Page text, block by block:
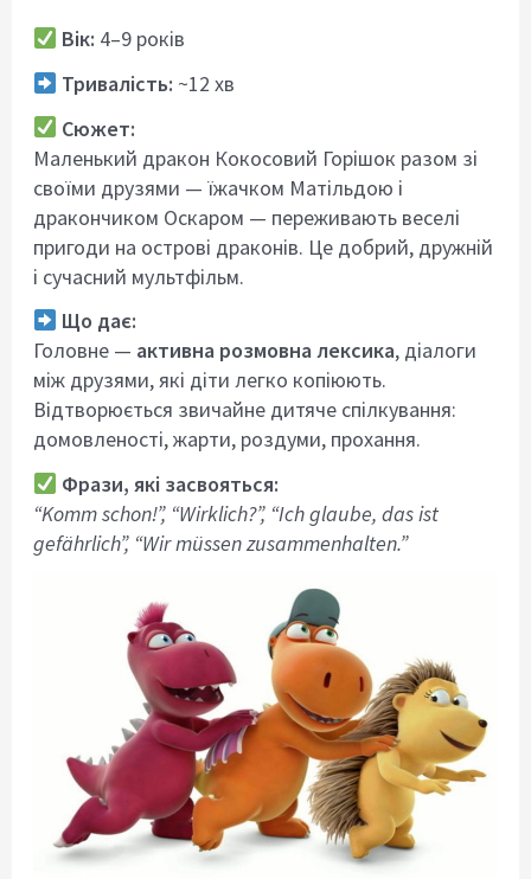
Вік: 4–9 років
Тривалість: ~12 хв
Сюжет:
Маленький дракон Кокосовий Горішок разом зі
своїми друзями — їжачком Матільдою і
дракончиком Оскаром — переживають веселі
пригоди на острові драконів. Це добрий, дружній
і сучасний мультфільм.
Що дає:
Головне — активна розмовна лексика, діалоги
між друзями, які діти легко копіюють.
Відтворюється звичайне дитяче спілкування:
домовленості, жарти, роздуми, прохання.
Фрази, які засвояться:
“Komm schon!”, “Wirklich?”, “Ich glaube, das ist
gefährlich”, “Wir müssen zusammenhalten.”